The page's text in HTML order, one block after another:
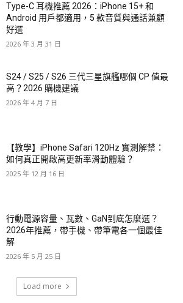
Type-C 耳機推薦 2026：iPhone 15+ 和
Android 用戶都適用，5 款音質與通話兼顧
好選
2026 年 3 月 31 日
S24 / S25 / S26 三代三星旗艦哪個 CP 值最
高？2026 購機建議
2026 年 4 月 7 日
【教學】iPhone Safari 120Hz 實測解禁：
如何真正開啟高更新率滑動體驗？
2025 年 12 月 16 日
行動電源容量、瓦數、GaN到底怎麼選？
2026年推薦，帶手機、帶筆電各一個最佳
解
2026 年 5 月 25 日
Load more